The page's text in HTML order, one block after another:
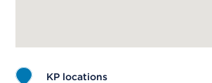
KP locations